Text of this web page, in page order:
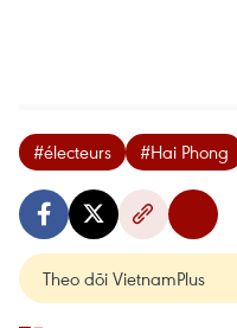
#électeurs #Hai Phong
Theo dõi VietnamPlus